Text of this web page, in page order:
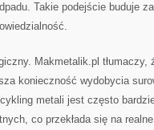
Takie podejście buduje
Makmetalik.pl tłumaczy,
konieczność wydobycia
metali jest często
co przekłada się na